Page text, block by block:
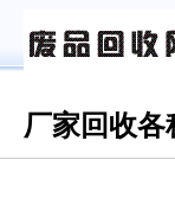
厂家回收